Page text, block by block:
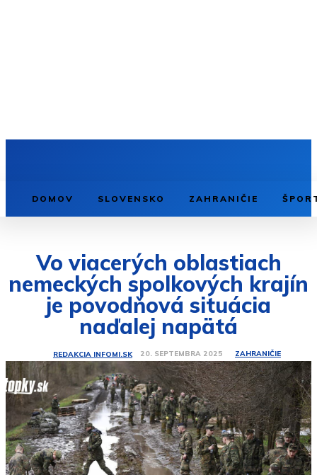
DOMOV SLOVENSKO ZAHRANIČIE
Vo viacerých oblastiach
nemeckých spolkových krajín
je povodňová situácia
naďalej napätá
REDAKCIA INFOMI.SK 20. SEPTEMBRA 2025 ZAHRANIČIE